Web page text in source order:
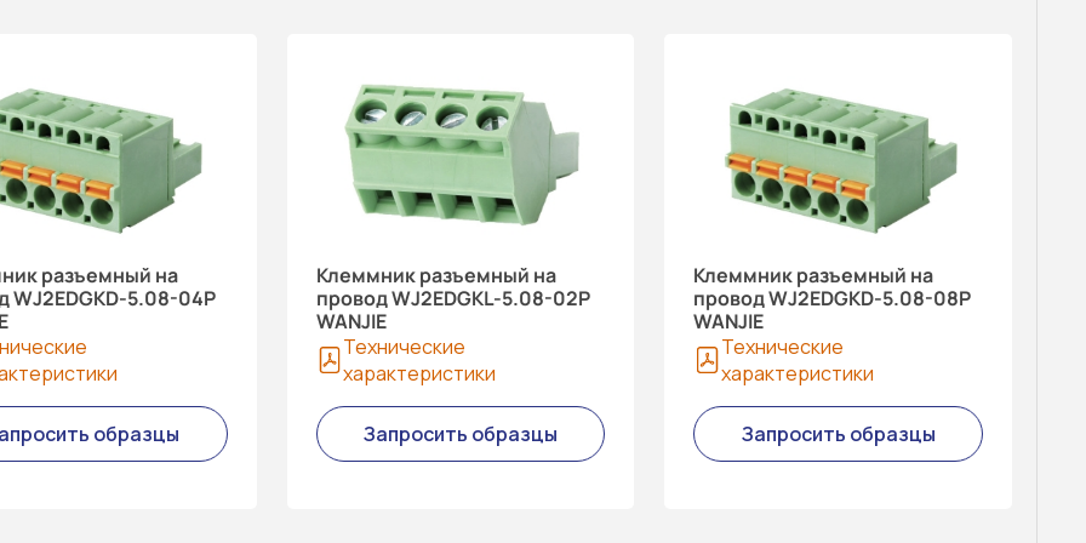
разъемный на
WJ2EDGKD-5.08-04P
образцы
Клеммник разъемный на
провод WJ2EDGKL-5.08-02P
WANJIE
Технические
характеристики
Запросить образцы
Клеммник разъемный на
провод WJ2EDGKD-5.08-08P
WANJIE
Технические
характеристики
Запросить образцы